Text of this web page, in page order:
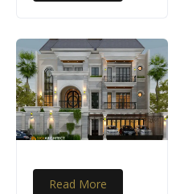
Read More